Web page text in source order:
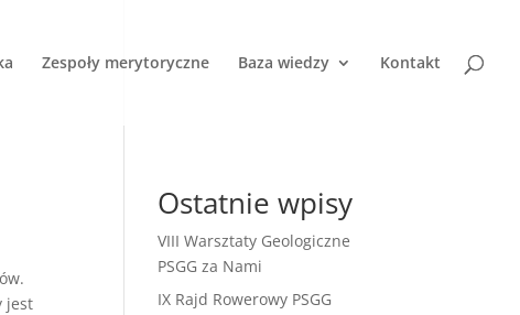
Zespoły merytoryczne Baza wiedzy Kontakt
jest
Ostatnie wpisy
VIII Warsztaty Geologiczne
PSGG za Nami
IX Rajd Rowerowy PSGG